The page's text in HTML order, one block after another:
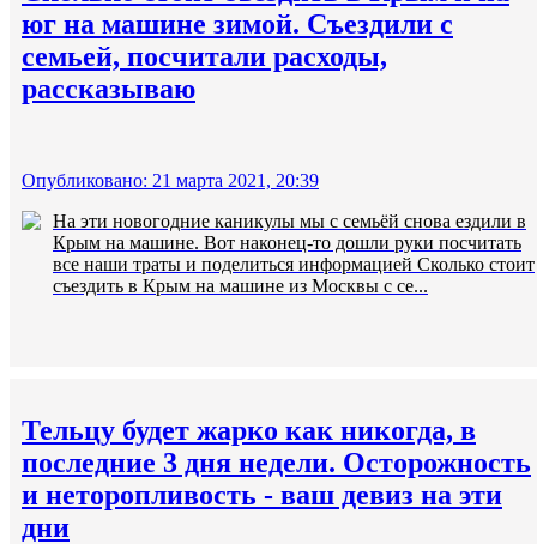
юг на машине зимой. Съездили с
семьей, посчитали расходы,
рассказываю
Опубликовано: 21 марта 2021, 20:39
На эти новогодние каникулы мы с семьёй снова ездили в
Крым на машине. Вот наконец-то дошли руки посчитать
все наши траты и поделиться информацией Сколько стоит
съездить в Крым на машине из Москвы с се...
Тельцу будет жарко как никогда, в
последние 3 дня недели. Осторожность
и неторопливость - ваш девиз на эти
дни